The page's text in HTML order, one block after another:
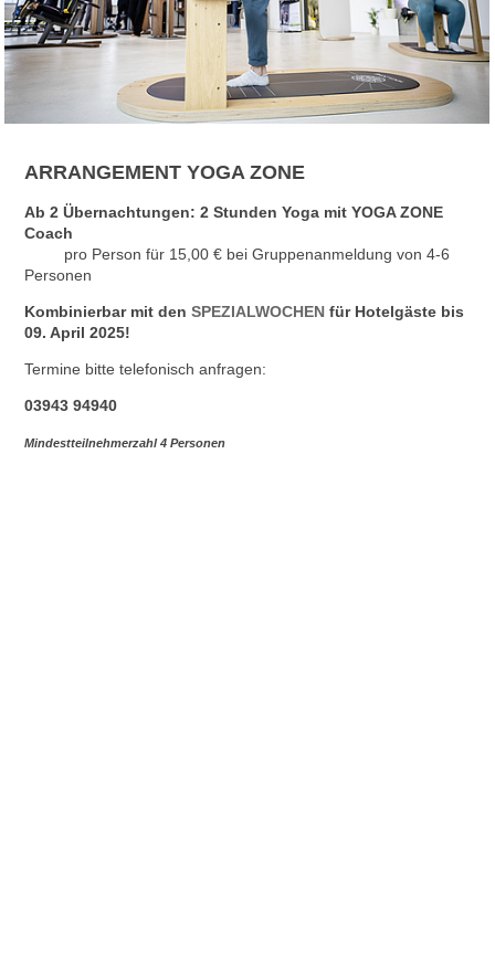
ARRANGEMENT YOGA ZONE
Ab 2 Übernachtungen: 2 Stunden Yoga mit YOGA ZONE
Coach
pro Person für 15,00 € bei Gruppenanmeldung von 4-6
Personen
Kombinierbar mit denSPEZIALWOCHEN für Hotelgäste bis
09. April 2025!
Termine bitte telefonisch anfragen:
03943 94940
Mindestteilnehmerzahl 4 Personen